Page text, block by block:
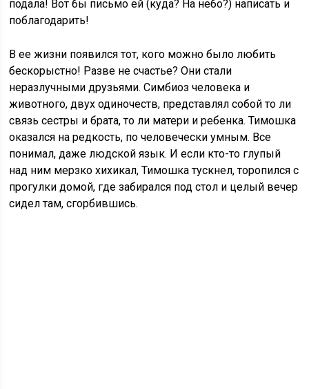
подала! Вот бы письмо ей (куда? На небо?) написать и
поблагодарить!
В ее жизни появился тот, кого можно было любить
бескорыстно! Разве не счастье? Они стали
неразлучными друзьями. Симбиоз человека и
животного, двух одиночеств, представлял собой то ли
связь сестры и брата, то ли матери и ребенка. Тимошка
оказался на редкость, по человечески умным. Все
понимал, даже людской язык. И если кто-то глупый
над ним мерзко хихикал, Тимошка тускнел, торопился с
прогулки домой, где забирался под стол и целый вечер
сидел там, сгорбившись.